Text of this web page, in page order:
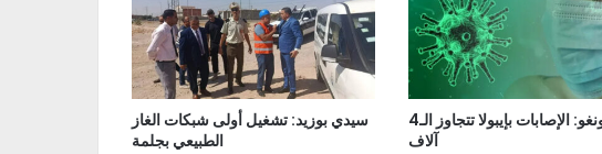
سيدي بوزيد: تشغيل أولى شبكات الغاز
الطبيعي بجلمة
الكونغو: الإصابات بإيبولا تتجاوز الـ4
آلاف